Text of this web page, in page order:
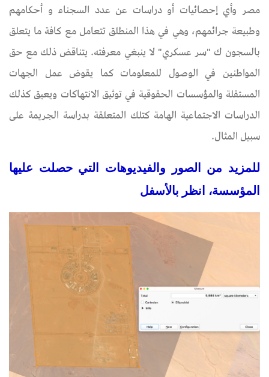
مصر وأي إحصائيات أو دراسات عن عدد السجناء و أحكامهم
وطبيعة جرائمهم، وهي في هذا المنطلق تتعامل مع كافة ما يتعلق
بالسجون ك "سر عسكري" لا ينبغي معرفته. يتناقض ذلك مع حق
المواطنين في الوصول للمعلومات كما يقوض عمل الجهات
المستقلة والمؤسسات الحقوقية في توثيق الانتهاكات ويعيق كذلك
الدراسات الاجتماعية الهامة كتلك المتعلقة بدراسة الجريمة على
سبيل المثال.
للمزيد من الصور والفيديوهات التي حصلت عليها
المؤسسة، انظر بالأسفل